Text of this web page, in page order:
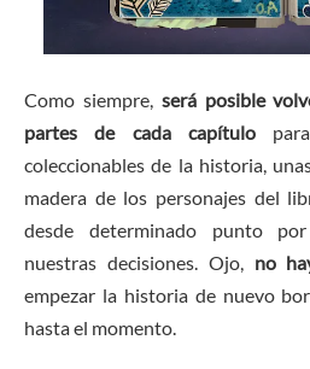
Como siempre, será posible
partes de cada capítulopara
coleccionables de la historia,
madera de los personajes del
desde determinado punto
nuestras decisiones. Ojo, no
empezar la historia de nuevo
hasta el momento.